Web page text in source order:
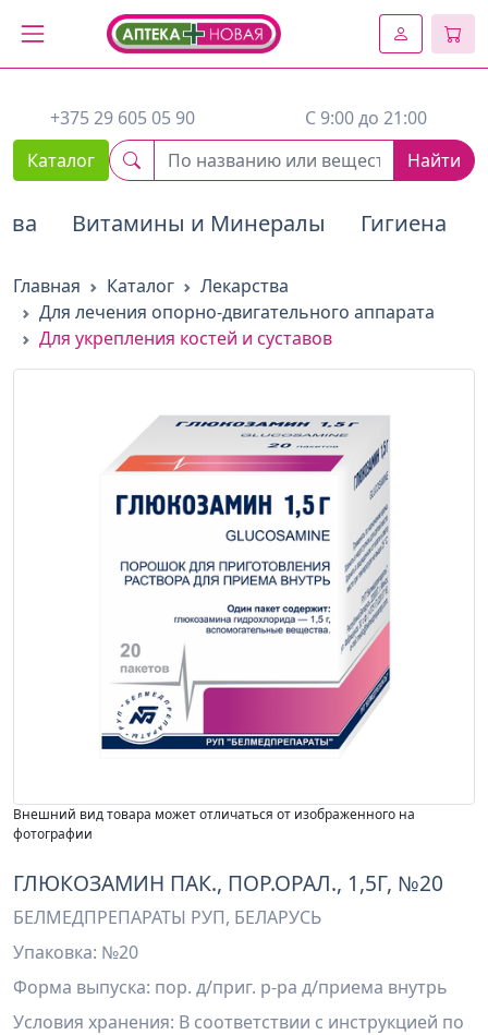
2. Вставьте этот код сразу же после открывающего тега :
+375 29 605 05 90
C 9:00 до 21:00
Каталог
Найти
Витамины и Минералы Гигиена
Главная Каталог
Лекарства
Для лечения опорно-двигательного аппарата
Для укрепления костей и суставов
Внешний вид товара может отличаться от изображенного на
фотографии
ГЛЮКОЗАМИН ПАК., ПОР.ОРАЛ., 1,5Г, №20
БЕЛМЕДПРЕПАРАТЫ РУП, БЕЛАРУСЬ
Упаковка: №20
Форма выпуска: пор. д/приг. р-ра д/приема внутрь
Условия хранения: В соответствии с инструкцией по